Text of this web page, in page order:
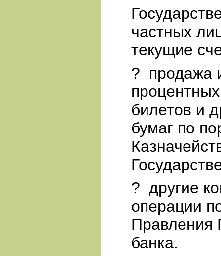
частных
текущие
? продажа
билетов и
бумаг по
? другие
операции
Правления
банка.